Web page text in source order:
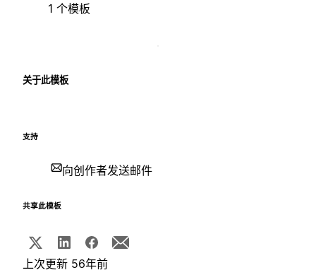
1 个模板
关于此模板
支持
向创作者发送邮件
共享此模板
上次更新 56年前